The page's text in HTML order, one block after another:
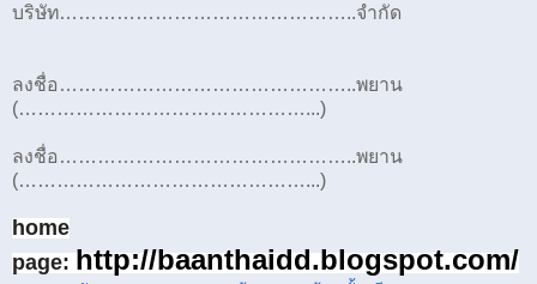
บริษัท………………………………………..จำกัด
ลงชื่อ………………………………………..พยาน
(………………………………………...)
ลงชื่อ………………………………………..พยาน
(………………………………………...)
home
page: http://baanthaidd.blogspot.com/